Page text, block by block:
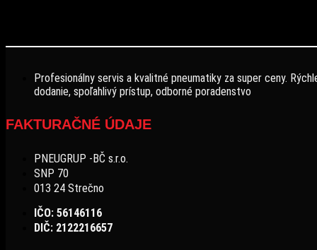
Profesionálny servis a kvalitné pneumatiky za super ceny.
dodanie, spoľahlivý prístup, odborné poradenstvo
FAKTURAČNÉ ÚDAJE
PNEUGRUP -BČ s.r.o.
SNP 70
013 24 Strečno
IČO: 56146116
DIČ: 2122216657